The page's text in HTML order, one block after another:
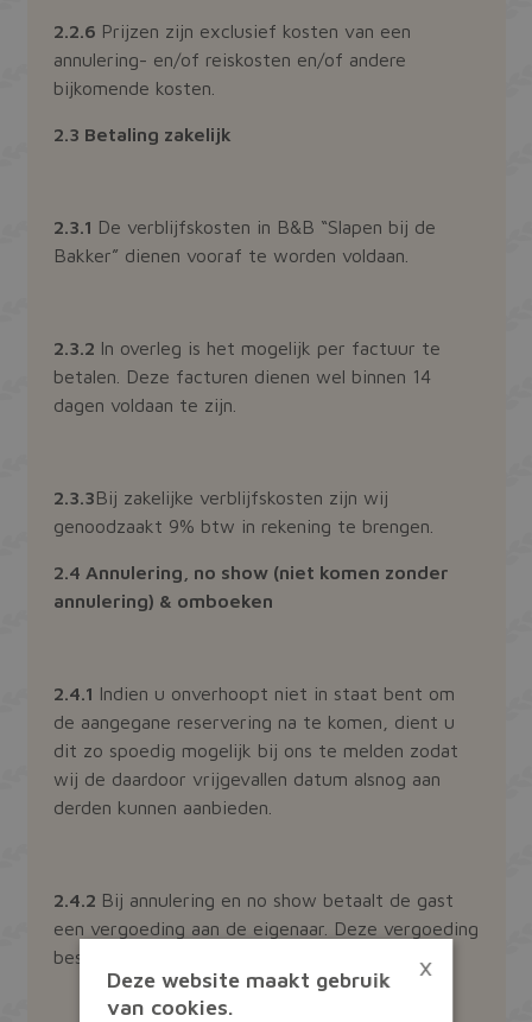
2.2.6 Prijzen zijn exclusief kosten van een
annulering- en/of reiskosten en/of andere
bijkomende kosten.
2.3 Betaling zakelijk
2.3.1 De verblijfskosten in B&B “Slapen bij de
Bakker” dienen vooraf te worden voldaan.
2.3.2 In overleg is het mogelijk per factuur te
betalen. Deze facturen dienen wel binnen 14
dagen voldaan te zijn.
2.3.3Bij zakelijke verblijfskosten zijn wij
genoodzaakt 9% btw in rekening te brengen.
2.4 Annulering, no show (niet komen zonder
annulering) & omboeken
2.4.1 Indien u onverhoopt niet in staat bent om
de aangegane reservering na te komen, dient u
dit zo spoedig mogelijk bij ons te melden zodat
wij de daardoor vrijgevallen datum alsnog aan
derden kunnen aanbieden.
2.4.2 Bij annulering en no show betaalt de gast
een vergoeding aan de eigenaar. Deze vergoeding
bestaat uit:
×
Deze website maakt gebruik
van cookies.